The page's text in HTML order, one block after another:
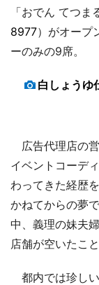
「おでん てつ
8977）がオープ
ーのみの9席。
白しょうゆ
広告代理店の
イベントコーデ
わってきた経歴
かねてからの夢
中、義理の妹夫
店舗が空いたこ
都内では珍し